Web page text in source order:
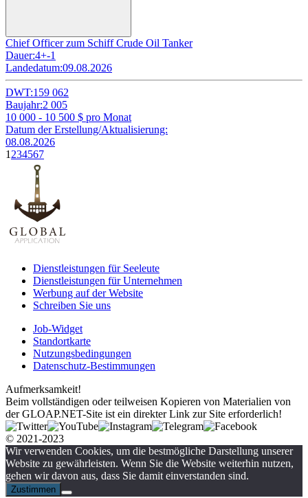
Chief Officer zum Schiff Crude Oil Tanker
Dauer:4+-1
Landedatum:09.08.2026
DWT:159 062
Baujahr:2 005
10 000 - 10 500 $ pro Monat
Datum der Erstellung/Aktualisierung:
08.08.2026
1 234567
Dienstleistungen für Seeleute
Dienstleistungen für Unternehmen
Werbung auf der Website
Schreiben Sie uns
Job-Widget
Standortkarte
Nutzungsbedingungen
Datenschutz-Bestimmungen
Aufmerksamkeit!
Beim vollständigen oder teilweisen Kopieren von Materialien von
der GLOAP.NET-Site ist ein direkter Link zur Site erforderlich!
© 2021-2023
Wir verwenden Cookies, um die bestmögliche Darstellung unserer
Website zu gewährleisten. Wenn Sie die Website weiterhin nutzen,
gehen wir davon aus, dass Sie damit einverstanden sind.
Zustimmen